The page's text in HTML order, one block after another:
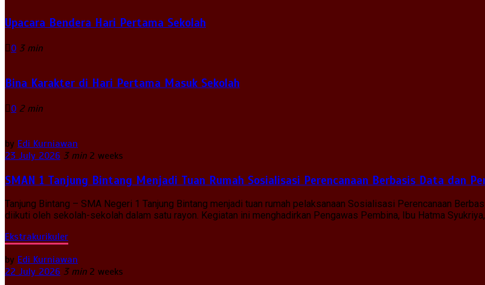
Upacara Bendera Hari Pertama Sekolah
0 3 min
Bina Karakter di Hari Pertama Masuk Sekolah
0 2 min
by Edi Kurniawan
23 July 2026 3 min 2 weeks
SMAN 1 Tanjung Bintang Menjadi Tuan Rumah Sosialisasi Perencanaan Berbasis Data dan
Tanjung Bintang – SMA Negeri 1 Tanjung Bintang menjadi tuan rumah pelaksanaan Sosialisasi Perencanaan
diikuti oleh sekolah-sekolah dalam satu rayon. Kegiatan ini menghadirkan Pengawas Pembina, Ibu Hatma
Ekstrakurikuler
by Edi Kurniawan
22 July 2026 3 min 2 weeks